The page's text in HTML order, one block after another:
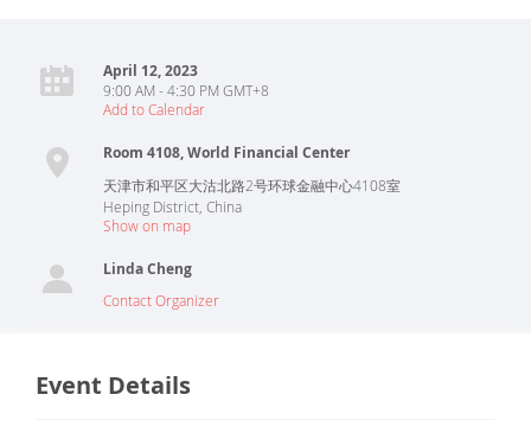
April 12, 2023
9:00 AM - 4:30 PM GMT+8
Add to Calendar
Room 4108, World Financial Center
天津市和平区大沽北路2号环球金融中心4108室
Heping District China
Show on map
Linda Cheng
Contact Organizer
Event Details